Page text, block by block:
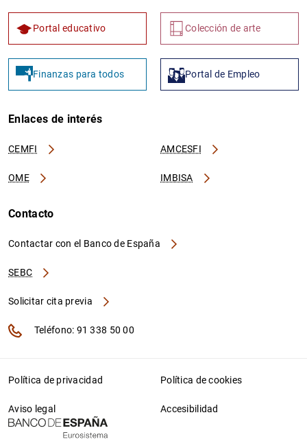
Portal educativo Colección de arte
Finanzas para todos Portal de Empleo
Enlaces de interés
CEMFI AMCESFI
OME IMBISA
Contacto
Contactar con el Banco de España
SEBC
Solicitar cita previa
Teléfono: 91 338 50 00
Política de privacidad Política de cookies
Aviso legal Accesibilidad